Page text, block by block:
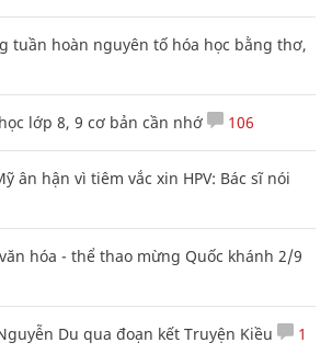
tuần hoàn nguyên tố hóa học bằng thơ,
lớp 8, 9 cơ bản cần nhớ 106
ân hận vì tiêm vắc xin HPV: Bác sĩ nói
hóa - thể thao mừng Quốc khánh 2/9
Du qua đoạn kết Truyện Kiều 1